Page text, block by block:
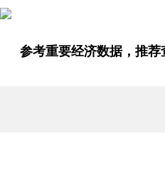
参考重要经济数据，推荐